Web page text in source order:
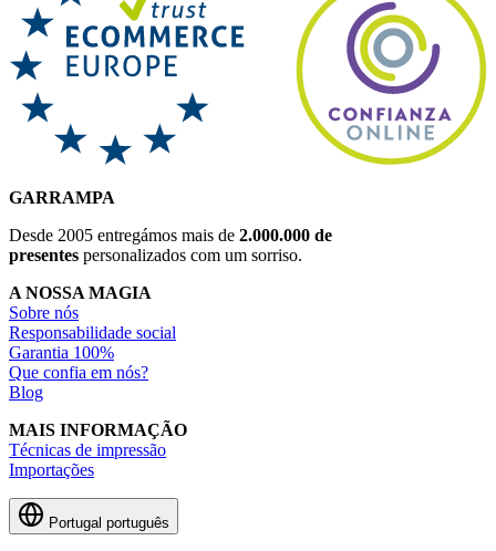
GARRAMPA
Desde 2005 entregámos mais de 2.000.000 de
presentes personalizados com um sorriso.
A NOSSA MAGIA
Sobre nós
Responsabilidade social
Garantia 100%
Que confia em nós?
Blog
MAIS INFORMAÇÃO
Técnicas de impressão
Importações
Portugal português